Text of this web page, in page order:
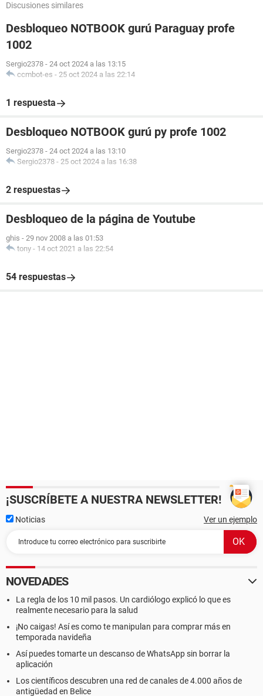
Discusiones similares
Desbloqueo NOTBOOK gurú Paraguay profe
1002
Sergio2378 - 24 oct 2024 a las 13:15
ccmbot-es - 25 oct 2024 a las 22:14
1 respuesta
Desbloqueo NOTBOOK gurú py profe 1002
Sergio2378 - 24 oct 2024 a las 13:10
Sergio2378 - 25 oct 2024 a las 16:38
2 respuestas
Desbloqueo de la página de Youtube
ghis - 29 nov 2008 a las 01:53
tony - 14 oct 2021 a las 22:54
54 respuestas
¡SUSCRÍBETE A NUESTRA NEWSLETTER!
Noticias Ver un ejemplo
NOVEDADES
La regla de los 10 mil pasos. Un cardiólogo explicó lo que es
realmente necesario para la salud
¡No caigas! Así es como te manipulan para comprar más en
temporada navideña
Así puedes tomarte un descanso de WhatsApp sin borrar la
aplicación
Los científicos descubren una red de canales de 4.000 años de
antigüedad en Belice